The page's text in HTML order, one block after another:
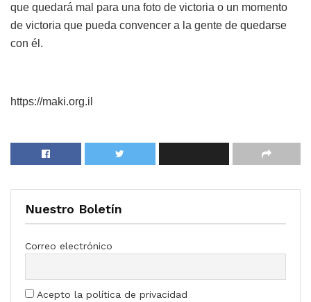
que quedará mal para una foto de victoria o un momento
de victoria que pueda convencer a la gente de quedarse
con él.
https://maki.org.il
Nuestro Boletín
Correo electrónico
Acepto la política de privacidad